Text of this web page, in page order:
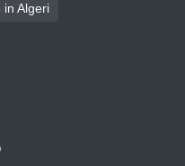
Algeri